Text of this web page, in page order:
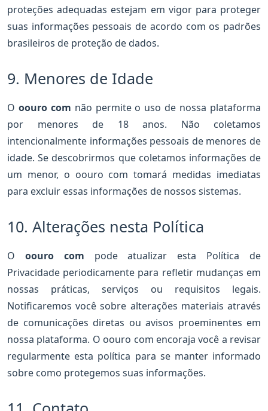
proteções adequadas estejam em vigor para proteger
suas informações pessoais de acordo com os padrões
brasileiros de proteção de dados.
9. Menores de Idade
O oouro com não permite o uso de nossa plataforma
por menores de 18 anos. Não coletamos
intencionalmente informações pessoais de menores de
idade. Se descobrirmos que coletamos informações de
um menor, o oouro com tomará medidas imediatas
para excluir essas informações de nossos sistemas.
10. Alterações nesta Política
O oouro com pode atualizar esta Política de
Privacidade periodicamente para refletir mudanças em
nossas práticas, serviços ou requisitos legais.
Notificaremos você sobre alterações materiais através
de comunicações diretas ou avisos proeminentes em
nossa plataforma. O oouro com encoraja você a revisar
regularmente esta política para se manter informado
sobre como protegemos suas informações.